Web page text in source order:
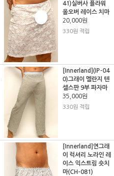
41)실버사 플라워
올오버 레이스 치마
20,000원
330원 적립
[Innerland](IP-04
0)그래이 멜란지 텐
셀스판 9부 파자마
35,000원
330원 적립
[Innerland]연그래
이 럭셔리 노라인 레
이스 익스트림 숏치
마(CH-081)